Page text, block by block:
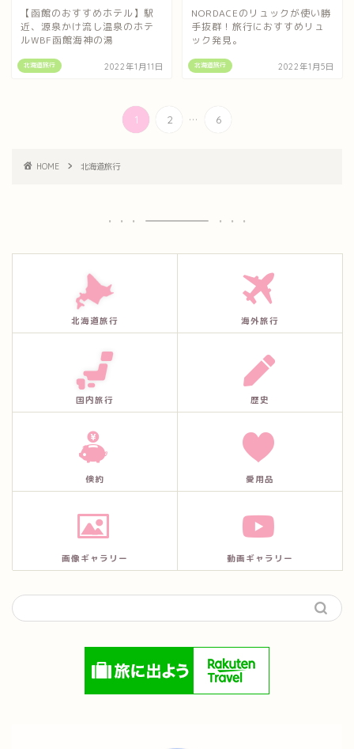
北海道旅行
【函館のおすすめホテル】駅
近、源泉かけ流し温泉のホテ
ルWBF函館海神の湯
2022年1月11日 北海道旅行
NORDACEのリュックが使い勝
手抜群！旅行におすすめリュ
ック発見。
2022年1月5日
1 2 ... 6
HOME 北海道旅行
北海道旅行 海外旅行
国内旅行 歴史
倹約 愛用品
画像ギャラリー 動画ギャラリー